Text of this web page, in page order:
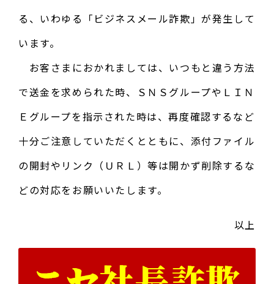
る、いわゆる「ビジネスメール詐欺」が発生して
います。
お客さまにおかれましては、いつもと違う方法
で送金を求められた時、ＳＮＳグループやＬＩＮ
Ｅグループを指示された時は、再度確認するなど
十分ご注意していただくとともに、添付ファイル
の開封やリンク（ＵＲＬ）等は開かず削除するな
どの対応をお願いいたします。
以上